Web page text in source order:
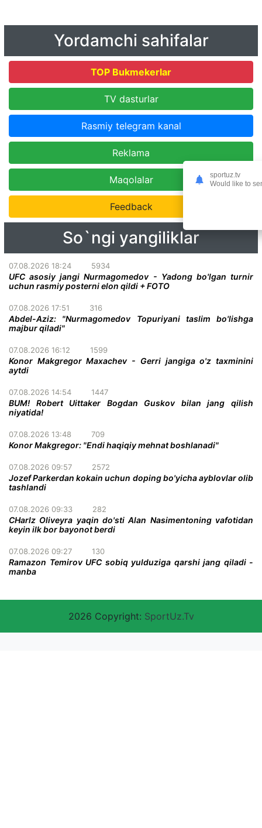
Yordamchi sahifalar
TOP Bukmekerlar
TV dasturlar
Rasmiy telegram kanal
Reklama
Maqolalar
Feedback
So`ngi yangiliklar
07.08.2026 18:24 5934
UFC asosiy jangi Nurmagomedov - Yadong bo'lgan turnir
uchun rasmiy posterni elon qildi + FOTO
07.08.2026 17:51 316
Abdel-Aziz: "Nurmagomedov Topuriyani taslim bo'lishga
majbur qiladi"
07.08.2026 16:12 1599
Konor Makgregor Maxachev - Gerri jangiga o'z taxminini
aytdi
07.08.2026 14:54 1447
BUM! Robert Uittaker Bogdan Guskov bilan jang qilish
niyatida!
07.08.2026 13:48 709
Konor Makgregor: "Endi haqiqiy mehnat boshlanadi"
07.08.2026 09:57 2572
Jozef Parkerdan kokain uchun doping bo'yicha ayblovlar olib
tashlandi
07.08.2026 09:33 282
CHarlz Oliveyra yaqin do'sti Alan Nasimentoning vafotidan
keyin ilk bor bayonot berdi
07.08.2026 09:27 130
Ramazon Temirov UFC sobiq yulduziga qarshi jang qiladi -
manba
2026 Copyright: SportUz.Tv
sportuz.tv
Would like to